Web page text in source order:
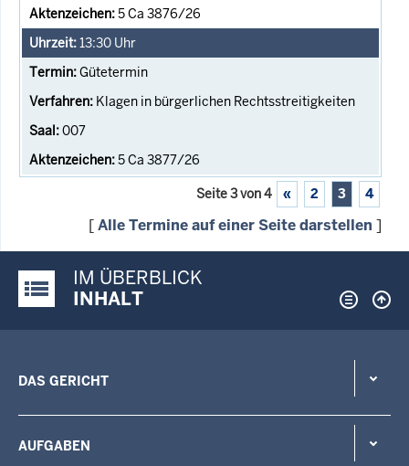
5 Ca 3876/26
13:30 Uhr
Gütetermin
Klagen in bürgerlichen Rechtsstreitigkeiten
007
5 Ca 3877/26
Seite 3 von 4 « 2 3 4
[Alle Termine auf einer Seite darstellen ]
Justiz-Portal im Überblick:
IM ÜBERBLICK
INHALT
DAS GERICHT
AUFGABEN